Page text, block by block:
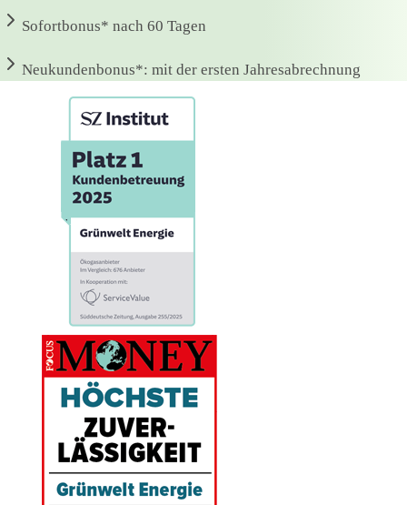
Sofortbonus* nach 60 Tagen
Neukundenbonus*: mit der ersten Jahresabrechnung